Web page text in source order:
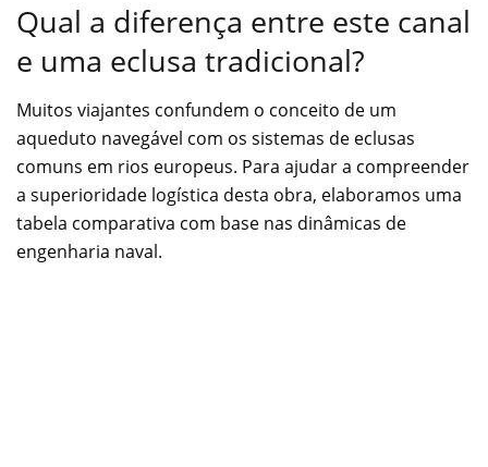
Qual a diferença entre este canal
e uma eclusa tradicional?
Muitos viajantes confundem o conceito de um
aqueduto navegável com os sistemas de eclusas
comuns em rios europeus. Para ajudar a compreender
a superioridade logística desta obra, elaboramos uma
tabela comparativa com base nas dinâmicas de
engenharia naval.